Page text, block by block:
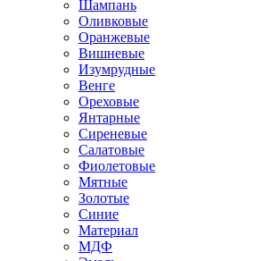
Шампань
Оливковые
Оранжевые
Вишневые
Изумрудные
Венге
Ореховые
Янтарные
Сиреневые
Салатовые
Фиолетовые
Мятные
Золотые
Синие
Материал
МДФ